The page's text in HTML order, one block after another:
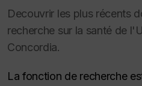
Decouvrir les plus récents
recherche sur la santé de
Concordia.
La fonction de recherche